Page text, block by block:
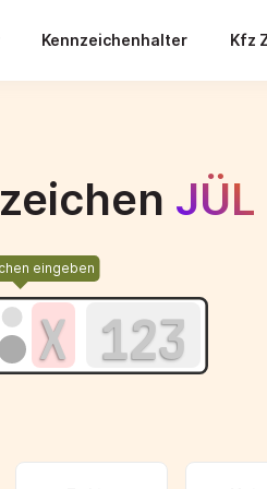
Kennzeichenhalter Kfz
JÜL
eingeben